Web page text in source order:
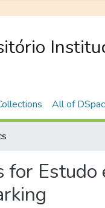
All of
for Estudo